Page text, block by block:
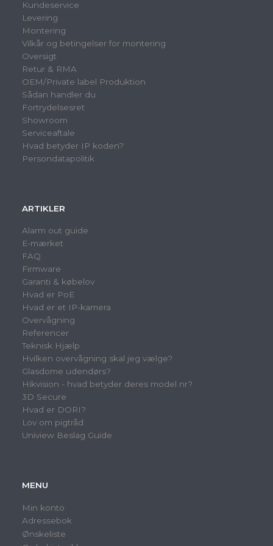
Kundeservice
Levering
Montering
Vilkår og betingelser for montering
Oversigt
Retur & RMA
OEM/Private label Produktion
Sådan handler du
Fortrydelsesret
Showroom
Serviceaftale
Hvad betyder IP koden?
Persondatapolitik
ARTIKLER
Alarm out guide
E-mærket
FAQ
Firmware
Garanti & købelov
Hvad er PoE
Hvad er et IP-kamera
Overvågning
Referencer
Teknisk Hjælp
Hvilken overvågning skal jeg vælge?
Glasdome udendørs?
Hikvision - hvad betyder deres model nr?
3D Secure
Hvad er DORI?
Lov om pigtråd
Uniview Beslag Guide
MENU
Min konto
Adressebok
Ønskeliste